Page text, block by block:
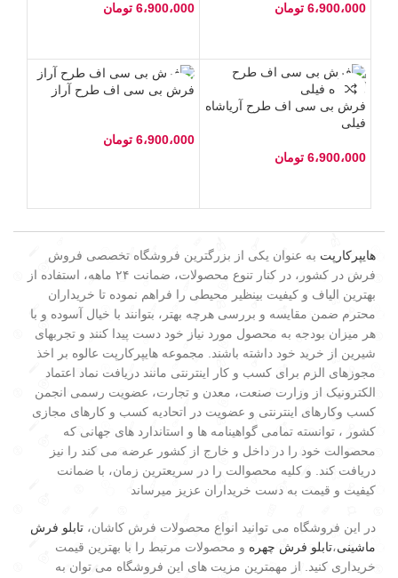
6،900،000 تومان 6،900،000 تومان
فرش بی سی اف طرح آریاشاه
فیلی
6،900،000 تومان
فرش بی سی اف طرح آراز
6،900،000 تومان
هایپرکارپت به عنوان یکی از بزرگترین فروشگاه تخصصی فروش
فرش در کشور، در کنار تنوع محصولات، ضمانت ۲۴ ماهه، استفاده از
بهترین الیاف و کیفیت بینظیر محیطی را فراهم نموده تا خریداران
محترم ضمن مقایسه و بررسی هرچه بهتر، بتوانند با خیال آسوده و با
هر میزان بودجه به محصول مورد نیاز خود دست پیدا کنند و تجربهای
شیرین از خرید خود داشته باشند. مجموعه هایپرکارپت عالوه بر اخذ
مجوزهای الزم برای کسب و کار اینترنتی مانند دریافت نماد اعتماد
الکترونیک از وزارت صنعت، معدن و تجارت، عضویت رسمی انجمن
کسب وکارهای اینترنتی و عضویت در اتحادیه کسب و کارهای مجازی
کشور ، توانسته تمامی گواهینامه ها و استاندارد های جهانی که
محصوالت خود را در داخل و خارج از کشور عرضه می کند را نیز
دریافت کند. و کلیه محصوالت را در سریعترین زمان، با ضمانت
کیفیت و قیمت به دست خریداران عزیز میرساند
در این فروشگاه می توانید انواع محصولات فرش کاشان، تابلو فرش
ماشینی،تابلو فرش چهره و محصولات مرتبط را با بهترین قیمت
خریداری کنید. از مهمترین مزیت های این فروشگاه می توان به